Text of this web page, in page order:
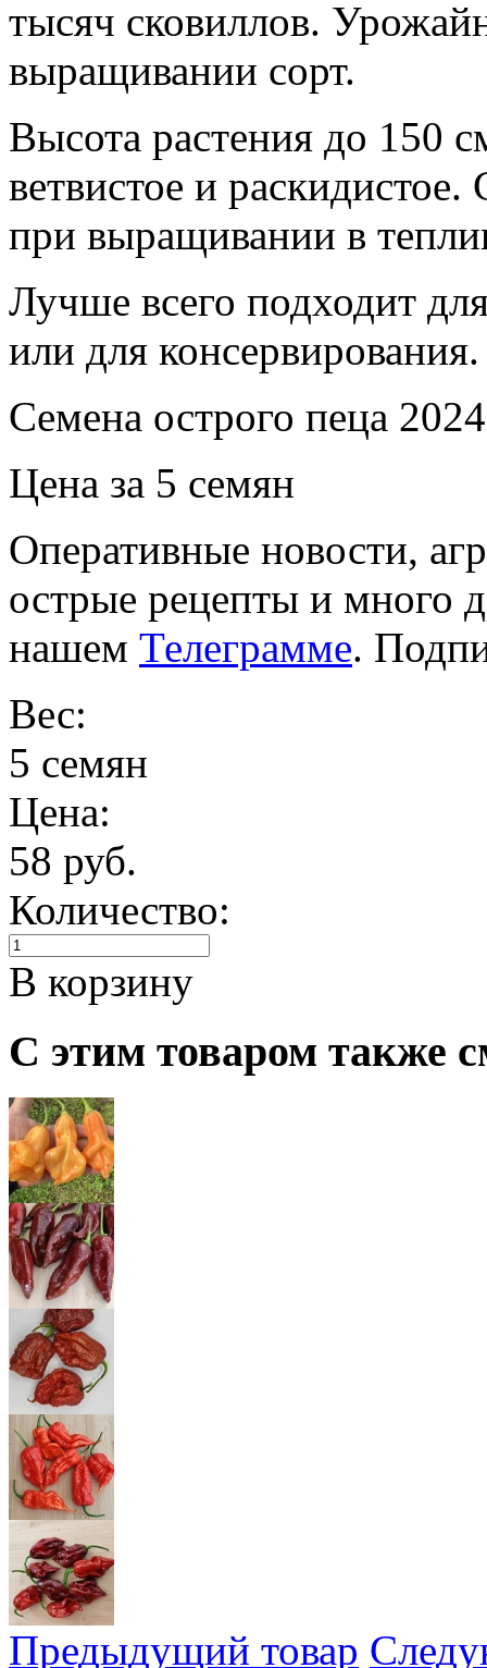
тысяч сковиллов.
выращивании сорт.
Высота растения до 150
ветвистое и
при выращивании в
Лучше всего подходит
или для консервирования.
Семена острого пеца
Цена за 5 семян
Оперативные новости,
острые рецепты и много
нашем Телеграмме.
Вес:
5 семян
Цена:
58 руб.
Количество:
В корзину
С этим товаром также
Предыдущий товар